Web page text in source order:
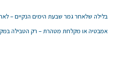
בלילה שלאחר גמר שבעת הימים הנקיים –
אמבטיה או מקלחת מטהרת – רק הטבילה